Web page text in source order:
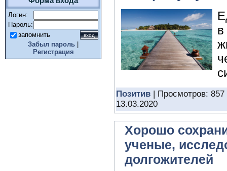
Логин:
Пароль:
запомнить
Забыл пароль
Регистрация
в
Позитив | Просмотров:
13.03.2020
Хорошо
ученые,
долгожителей